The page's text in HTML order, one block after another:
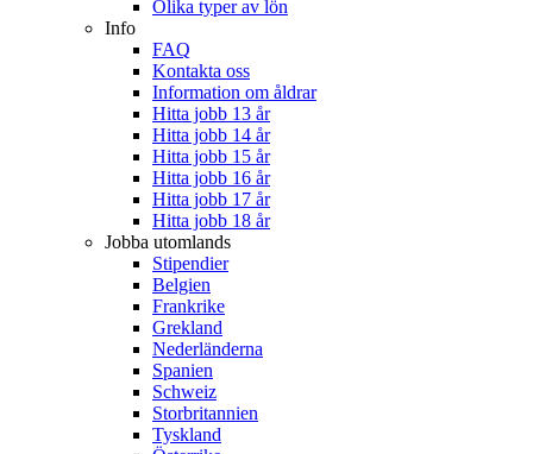
Olika typer av lön
Info
FAQ
Kontakta oss
Information om åldrar
Hitta jobb 13 år
Hitta jobb 14 år
Hitta jobb 15 år
Hitta jobb 16 år
Hitta jobb 17 år
Hitta jobb 18 år
Jobba utomlands
Stipendier
Belgien
Frankrike
Grekland
Nederländerna
Spanien
Schweiz
Storbritannien
Tyskland